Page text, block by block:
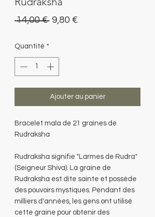
14,00 € Prix
9,80 €Prix
Quantité *
Ajouter au panier
Bracelet mala de 21 graines de
Rudraksha
Rudraksha signifie "Larmes de Rudra"
(Seigneur Shiva). La graine de
Rudraksha est dite sainte et possède
des pouvoirs mystiques. Pendant des
milliers d'années, les gens ont utilisé
cette graine pour obtenir des